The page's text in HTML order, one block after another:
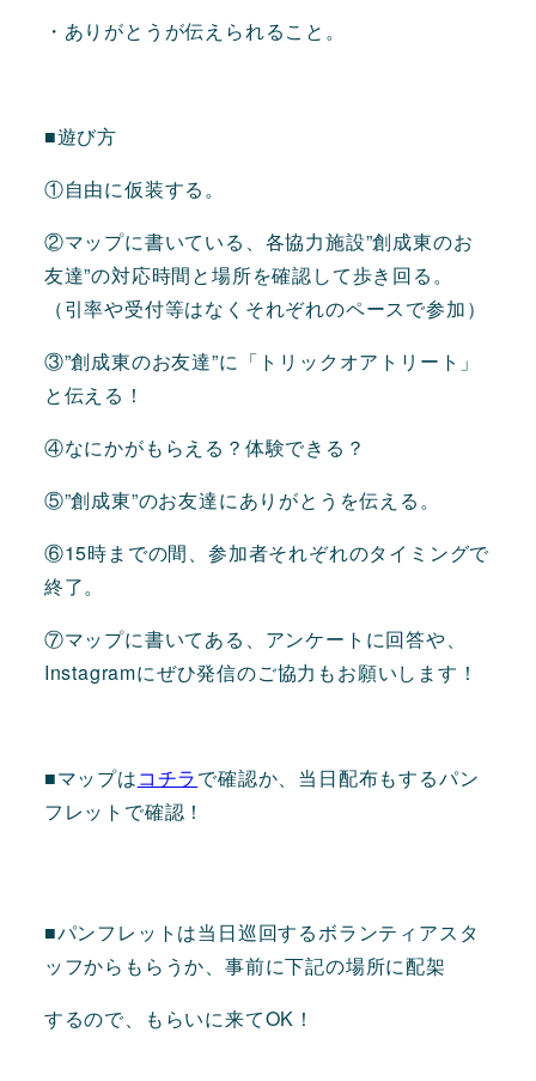
・ありがとうが伝えられること。
■遊び方
①自由に仮装する。
②マップに書いている、各協力施設”創成東のお
友達”の対応時間と場所を確認して歩き回る。
（引率や受付等はなくそれぞれのペースで参加）
③”創成東のお友達”に「トリックオアトリート」
と伝える！
④なにかがもらえる？体験できる？
⑤”創成東”のお友達にありがとうを伝える。
⑥15時までの間、参加者それぞれのタイミングで
終了。
⑦マップに書いてある、アンケートに回答や、
Instagramにぜひ発信のご協力もお願いします！
■マップはコチラで確認か、当日配布もするパン
フレットで確認！
■パンフレットは当日巡回するボランティアスタ
ッフからもらうか、事前に下記の場所に配架
するので、もらいに来てOK！